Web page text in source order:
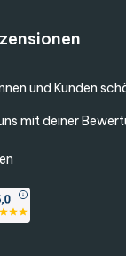
und Kunden
mit deiner